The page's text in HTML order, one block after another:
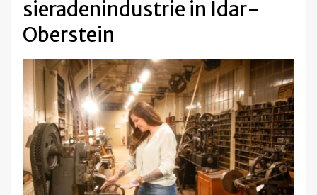
sieradenindustrie in Idar-
Oberstein